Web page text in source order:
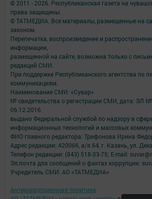
© 2011 - 2026. Республиканская газета на
права защищены.
© ТАТМЕДИА. Все материалы, размещенные на
законом.
Перепечатка, воспроизведение и
информации,
размещенной на сайте, возможна только с
редакций СМИ.
При поддержке Республиканского агентства по
коммуникациям.
Наименование СМИ: «Сувар»
№ свидетельства о регистрации СМИ, дата: ЭЛ
06.12.2016
выдано Федеральной службой по надзору в сфере
информационных технологий и массовых
ФИО главного редактора: Трифонова Ирина
Адрес редакции: 420066, а/я 64, г. Казань, ул.
Телефон редакции: (843) 518-33-75; E-mail:
Эл.почта для сообщений о фактах коррупции:
Учредитель СМИ: АО «ТАТМЕДИА»
Антикоррупционная политика